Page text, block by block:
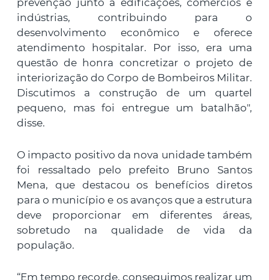
prevenção junto a edificações, comércios e
indústrias, contribuindo para o
desenvolvimento econômico e oferece
atendimento hospitalar. Por isso, era uma
questão de honra concretizar o projeto de
interiorização do Corpo de Bombeiros Militar.
Discutimos a construção de um quartel
pequeno, mas foi entregue um batalhão",
disse.
O impacto positivo da nova unidade também
foi ressaltado pelo prefeito Bruno Santos
Mena, que destacou os benefícios diretos
para o município e os avanços que a estrutura
deve proporcionar em diferentes áreas,
sobretudo na qualidade de vida da
população.
“Em tempo recorde, conseguimos realizar um